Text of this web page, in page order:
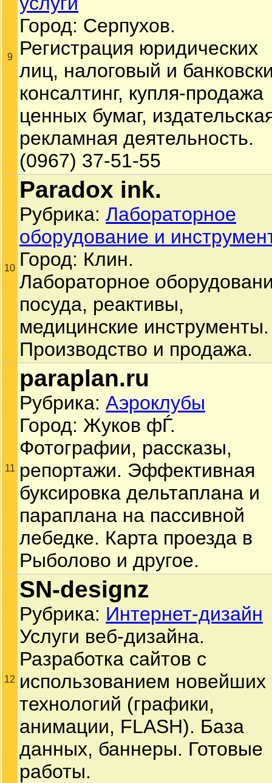
9
Город: Серпухов.
Регистрация юридических
лиц, налоговый и
консалтинг, купля-продажа
ценных бумаг,
рекламная деятельность.
(0967) 37-51-55
10
Paradox ink.
Рубрика: Лабораторное
оборудование и
Город: Клин.
Лабораторное
посуда, реактивы,
медицинские инструменты.
Производство и продажа.
11
paraplan.ru
Рубрика: Аэроклубы
Город: Жуков фЃ.
Фотографии, рассказы,
репортажи. Эффективная
буксировка дельтаплана и
параплана на пассивной
лебедке. Карта проезда в
Рыболово и другое.
12
SN-designz
Рубрика: Интернет-дизайн
Услуги веб-дизайна.
Разработка сайтов с
использованием новейших
технологий (графики,
анимации, FLASH). База
данных, баннеры. Готовые
работы.